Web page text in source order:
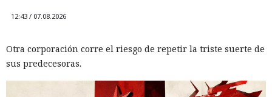
12:43 / 07.08.2026
Otra corporación corre el riesgo de repetir la triste suerte de
sus predecesoras.